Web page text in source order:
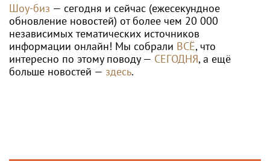
Шоу-биз — сегодня и сейчас (ежесекундное
обновление новостей) от более чем 20 000
независимых тематических источников
информации онлайн! Мы собрали ВСЁ, что
интересно по этому поводу — СЕГОДНЯ, а ещё
больше новостей — здесь.